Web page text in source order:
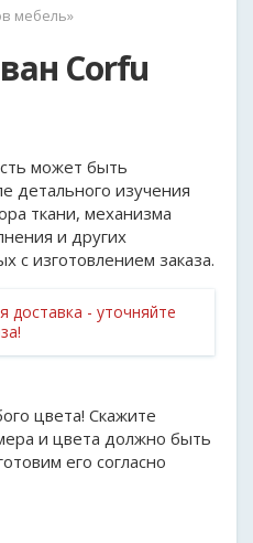
мебель»
Corfu
может быть
детального изучения
ткани, механизма
и других
с изготовлением заказа.
доставка - уточняйте
цвета! Скажите
и цвета должно быть
его согласно